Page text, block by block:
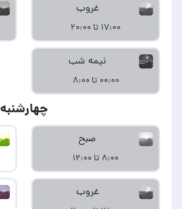
غروب
۱۷:۰۰ تا ۲۰:۰۰
نیمه شب
۰۰:۰۰ تا ۸:۰۰
چهارشنبه
صبح
۸:۰۰ تا ۱۲:۰۰
غروب